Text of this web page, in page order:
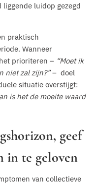
luidop gezegd
praktisch
Wanneer
prioriteren – “Moet ik
niet zal zijn?”– doel
situatie overstijgt:
is het de moeite waard
geef
in te geloven
van collectieve